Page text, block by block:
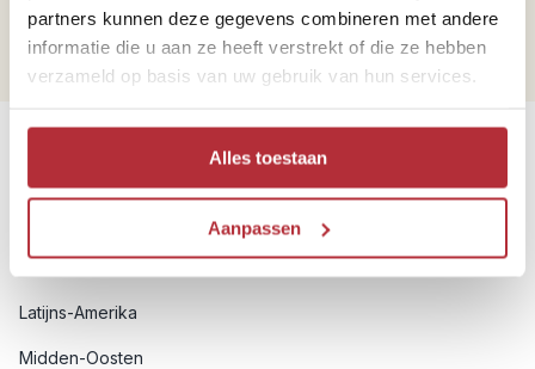
partners kunnen deze gegevens combineren met andere
informatie die u aan ze heeft verstrekt of die ze hebben
verzameld op basis van uw gebruik van hun services.
Alles toestaan
Aanpassen
Latijns-Amerika
Midden-Oosten